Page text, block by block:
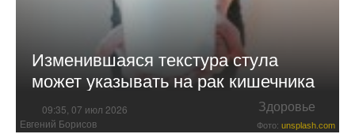
Изменившаяся текстура стула
может указывать на рак кишечника
09:35, 07 июл 2026 Здоровье
Евгений Борисов Фото: unsplash.com